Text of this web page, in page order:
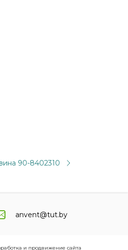
90-8402310
anvent@tut.by
и продвижение сайта